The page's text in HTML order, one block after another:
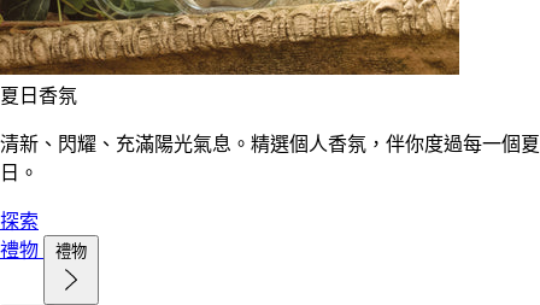
夏日香氛
清新、閃耀、充滿陽光氣息。精選個人香氛，伴你度過每一個夏
日。
探索
禮物
禮物